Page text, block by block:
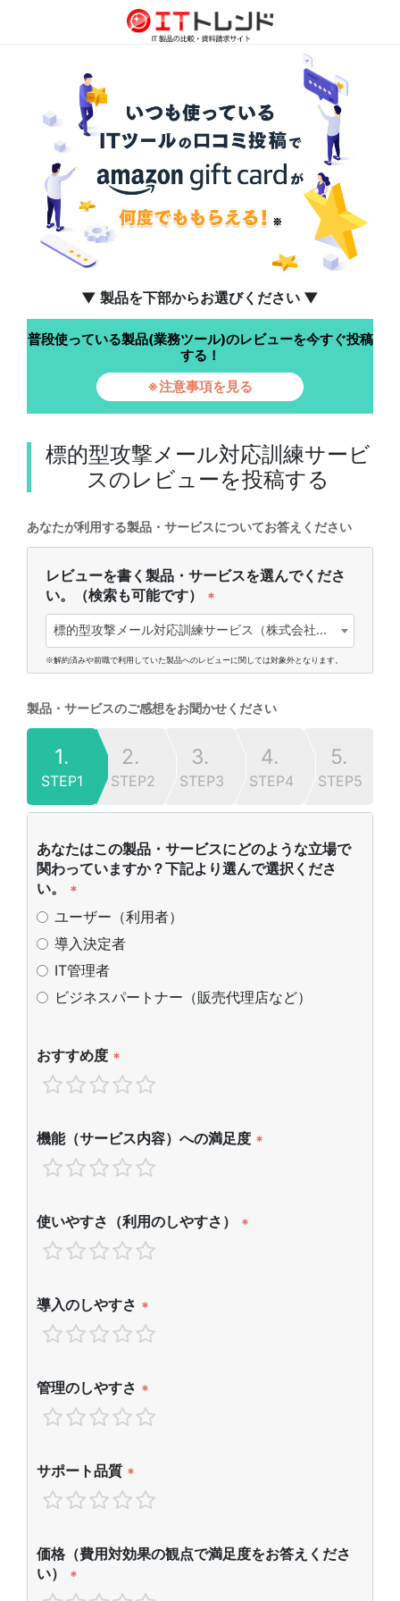
▼ 製品を下部からお選びください ▼
普段使っている製品(業務ツール)のレビューを今すぐ投稿
する！
※注意事項を見る
標的型攻撃メール対応訓練サービ
スのレビューを投稿する
あなたが利用する製品・サービスについてお答えください
レビューを書く製品・サービスを選んでくださ
い。（検索も可能です）
*
標的型攻撃メール対応訓練サービス（株式会社トインクス)
※解約済みや前職で利用していた製品へのレビューに関しては対象外となります。
製品・サービスのご感想をお聞かせください
1.
STEP1
2.
STEP2
3.
STEP3
4.
STEP4
5.
STEP5
あなたはこの製品・サービスにどのような立場で
関わっていますか？下記より選んで選択くださ
い。
*
ユーザー（利用者）
導入決定者
IT管理者
ビジネスパートナー（販売代理店など）
おすすめ度 *
機能（サービス内容）への満足度 *
使いやすさ（利用のしやすさ） *
導入のしやすさ *
管理のしやすさ *
サポート品質 *
価格（費用対効果の観点で満足度をお答えくださ
い）
*